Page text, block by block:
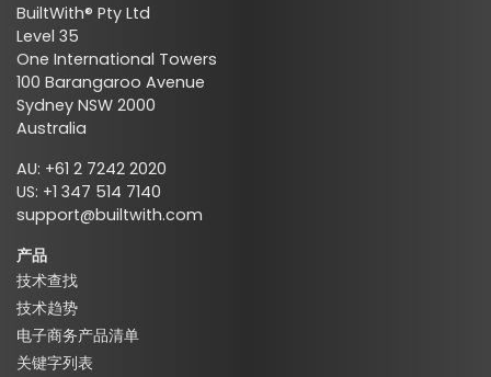
BuiltWith® Pty Ltd
Level 35
One International Towers
100 Barangaroo Avenue
Sydney NSW 2000
Australia
AU: +61 2 7242 2020
US: +1 347 514 7140
support@builtwith.com
产品
技术查找
技术趋势
电子商务产品清单
关键字列表